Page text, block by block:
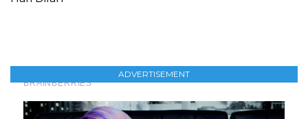
ADVERTISEMENT